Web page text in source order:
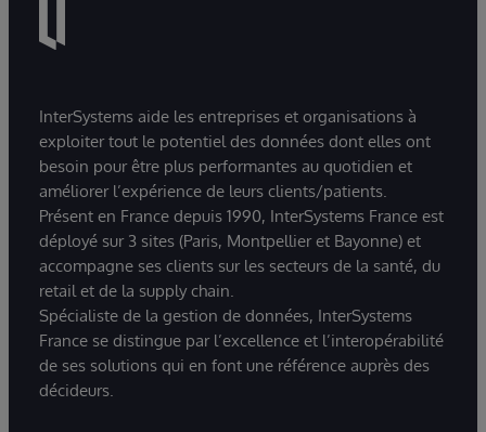
InterSystems aide les entreprises et organisations à
exploiter tout le potentiel des données dont elles ont
besoin pour être plus performantes au quotidien et
améliorer l’expérience de leurs clients/patients.
Présent en France depuis 1990, InterSystems France est
déployé sur 3 sites (Paris, Montpellier et Bayonne) et
accompagne ses clients sur les secteurs de la santé, du
retail et de la supply chain.
Spécialiste de la gestion de données, InterSystems
France se distingue par l’excellence et l’interopérabilité
de ses solutions qui en font une référence auprès des
décideurs.